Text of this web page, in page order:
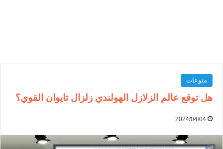
منوعات
هل توقع عالم الزلازل الهولندي زلزال تايوان القوي؟
2024/04/04